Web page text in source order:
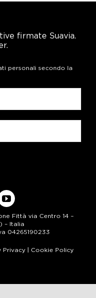
firmate Suavia.
personali secondo la
Fittà via Centro 14 –
– Italia
04265190233
Privacy| Cookie Policy